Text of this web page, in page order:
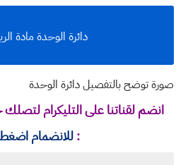
دائرة الوحدة مادة
صورة توضح بالتفصيل دائرة الوحدة
انضم لقناتنا على التليكرام لتصلك
: للانضمام